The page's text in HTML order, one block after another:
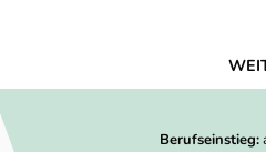
Berufseinstieg: